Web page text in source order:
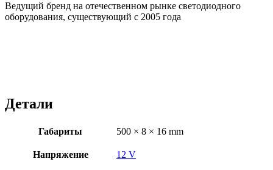
Ведущий бренд на отечественном рынке светодиодного
оборудования, существующий с 2005 года
Детали
Габариты 500 × 8 × 16 mm
Напряжение 12 V